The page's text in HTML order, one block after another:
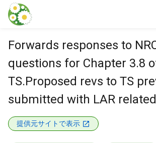
本文に飛ぶ
Forwards responses to
questions for Chapter 3.8
TS.Proposed revs to TS
submitted with LAR
提供元サイトで表示